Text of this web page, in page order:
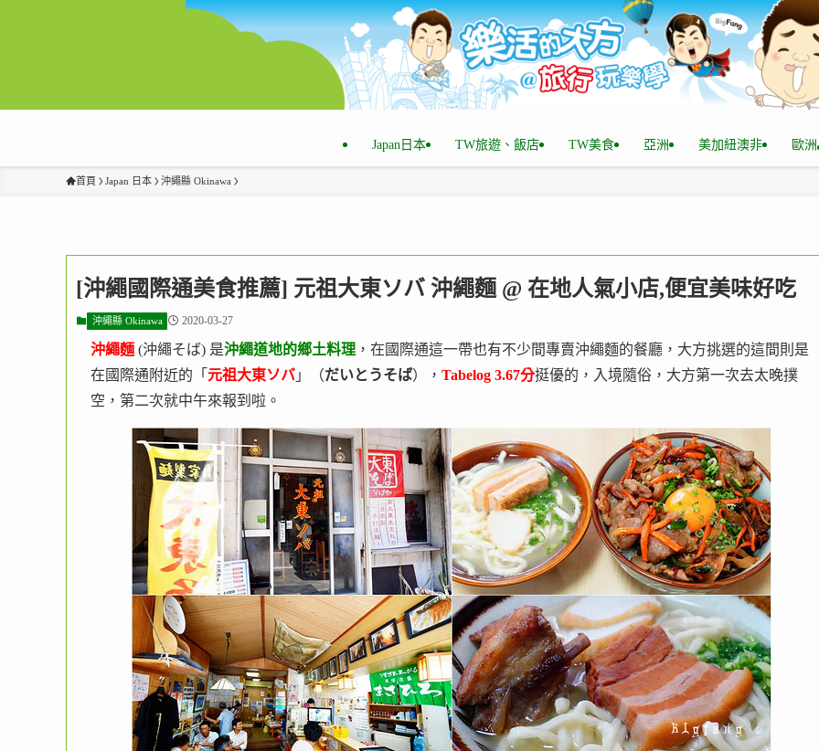
Japan日本 TW旅遊、飯店 TW美食 亞洲 美加紐澳非 歐洲
首頁 Japan 日本 沖繩縣 Okinawa
[沖繩國際通美食推薦] 元祖大東ソバ 沖繩麵 @ 在地人氣小店,便宜美味好吃
沖繩縣 Okinawa 2020-03-27
沖繩麵 (沖繩そば) 是沖繩道地的鄉土料理 ，在國際通這一帶也有不少間專賣沖繩麵的餐廳，大方挑選的這間則是
在國際通附近的「 元祖大東ソバ 」（だいとうそば）， Tabelog 3.67分挺優的，入境隨俗，大方第一次去太晚撲
空，第二次就中午來報到啦。